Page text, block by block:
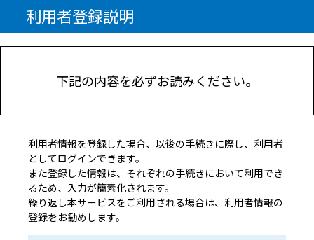
利用者登録説明
下記の内容を必ずお読みください。
利用者情報を登録した場合、以後の手続きに際し、利用者
としてログインできます。
また登録した情報は、それぞれの手続きにおいて利用でき
るため、入力が簡素化されます。
繰り返し本サービスをご利用される場合は、利用者情報の
登録をお勧めします。